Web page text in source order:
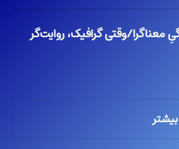
وقتی گرافیک، روایت‌گر